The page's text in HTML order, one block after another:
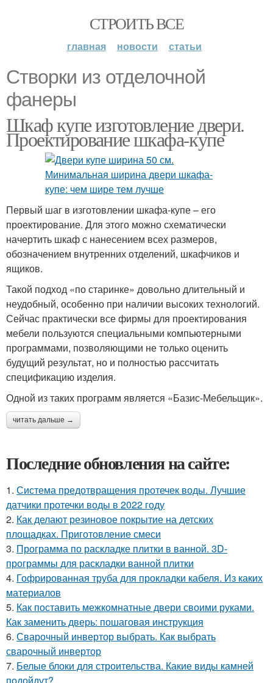
СТРОИТЬ ВСЕ
главная новости статьи
Створки из отделочной
фанеры
Шкаф купе изготовление двери.
Проектирование шкафа-купе
Первый шаг в изготовлении шкафа-купе – его
проектирование. Для этого можно схематически
начертить шкаф с нанесением всех размеров,
обозначением внутренних отделений, шкафчиков и
ящиков.
Такой подход «по старинке» довольно длительный и
неудобный, особенно при наличии высоких технологий.
Сейчас практически все фирмы для проектирования
мебели пользуются специальными компьютерными
программами, позволяющими не только оценить
будущий результат, но и полностью рассчитать
спецификацию изделия.
Одной из таких программ является «Базис-Мебельщик».
читать дальше →
Последние обновления на сайте:
1. Система предотвращения протечек воды. Лучшие
датчики протечки воды в 2022 году
2. Как делают резиновое покрытие на детских
площадках. Приготовление смеси
3. Программа по раскладке плитки в ванной. 3D-
программы для раскладки ванной плитки
4. Гофрированная труба для прокладки кабеля. Из каких
материалов
5. Как поставить межкомнатные двери своими руками.
Как заменить дверь: пошаговая инструкция
6. Сварочный инвертор выбрать. Как выбрать
сварочный инвертор
7. Белые блоки для строительства. Какие виды камней